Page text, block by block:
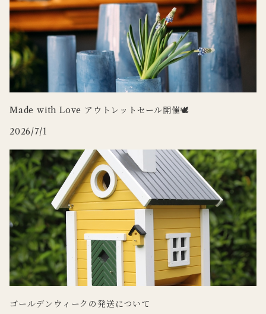
iittala
CARRON
ラグ
その他インテリア
WILDLIFE GARDEN
tronco
Doing
OFFICINA NATURALIS
Uyuni Lighting
Zafferano
Made with Love アウトレットセール開催🕊
2026/7/1
ゴールデンウィークの発送について